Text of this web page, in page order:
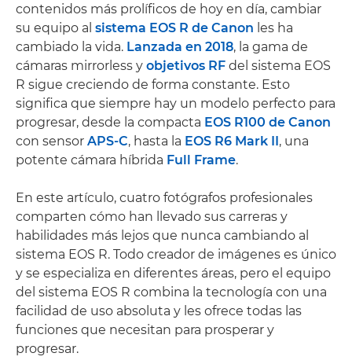
contenidos más prolíficos de hoy en día, cambiar
su equipo al sistema EOS R de Canon les ha
cambiado la vida. Lanzada en 2018, la gama de
cámaras mirrorless y objetivos RF del sistema EOS
R sigue creciendo de forma constante. Esto
significa que siempre hay un modelo perfecto para
progresar, desde la compacta EOS R100 de Canon
con sensor APS-C, hasta la EOS R6 Mark II, una
potente cámara híbrida Full Frame.
En este artículo, cuatro fotógrafos profesionales
comparten cómo han llevado sus carreras y
habilidades más lejos que nunca cambiando al
sistema EOS R. Todo creador de imágenes es único
y se especializa en diferentes áreas, pero el equipo
del sistema EOS R combina la tecnología con una
facilidad de uso absoluta y les ofrece todas las
funciones que necesitan para prosperar y
progresar.